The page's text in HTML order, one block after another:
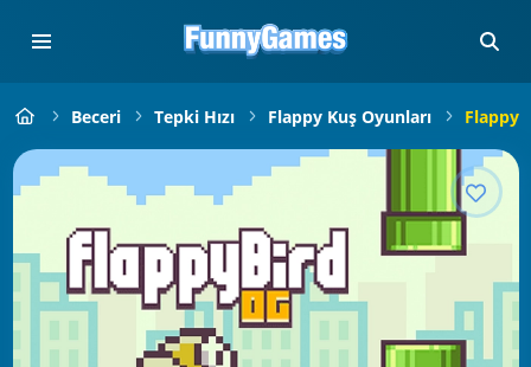
Beceri Tepki Hızı Flappy Kuş Oyunları